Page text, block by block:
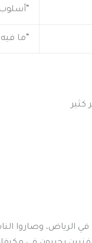
“ما
كثير
الرياض، وصاروا